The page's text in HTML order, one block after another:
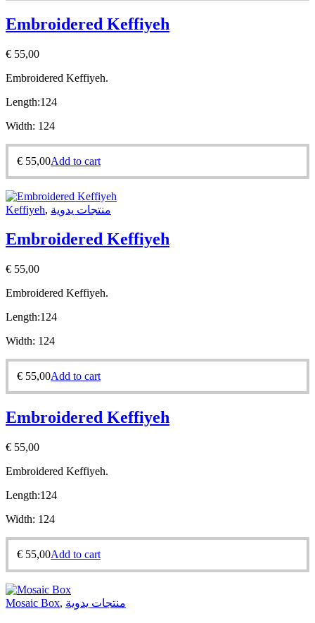
Embroidered Keffiyeh
€ 55,00
Embroidered Keffiyeh.
Length:124
Width: 124
€ 55,00Add to cart
Keffiyeh, منتجات يدوية
Embroidered Keffiyeh
€ 55,00
Embroidered Keffiyeh.
Length:124
Width: 124
€ 55,00Add to cart
Embroidered Keffiyeh
€ 55,00
Embroidered Keffiyeh.
Length:124
Width: 124
€ 55,00Add to cart
Mosaic Box, منتجات يدوية